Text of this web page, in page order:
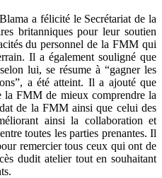
a félicité le Secrétariat de la
britanniques pour leur soutien
du personnel de la FMM qui
Il a également souligné que
lui, se résume à “gagner les
a été atteint. Il a ajouté que
la FMM de mieux comprendre la
de la FMM ainsi que celui des
ainsi la collaboration et
toutes les parties prenantes. Il
remercier tous ceux qui ont de
dudit atelier tout en souhaitant